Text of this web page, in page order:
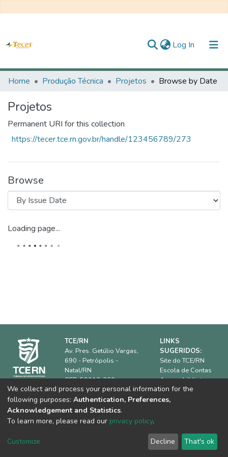
Log In (current)
Home
All of DSpace
Statistics
About TECER
Home Produção Técnica Projetos Browse by Date
Projetos
Permanent URI for this collection
https://tecer.tce.rn.gov.br/handle/123456789/273
Browse
Loading page...
TCE/RN
Av. Pres. Getúlio Vargas,
690 - Petrópolis -
Natal/RN
CEP: 59012-360.
Horário de
funcionamento:08h00 às
18h00
Telefone: (84) 3642-
LINKS
SUGERIDOS:
Site do TCE/RN
Escola de Contas
Acervo biblioteca
IRB
ATRICON
We collect and process your personal information for the
following purposes: Authentication, Preferences,
Acknowledgement and Statistics.
To learn more, please read our privacy policy.
Customize Decline That's ok